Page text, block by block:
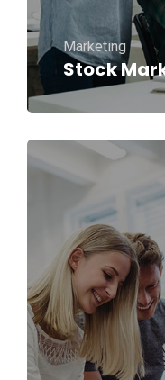
Stock
Marketing